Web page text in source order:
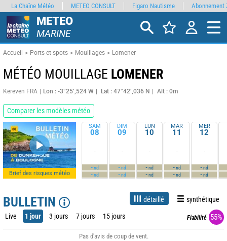
METEO
MARINE
Accueil Ports et spots Mouillages Lomener
MÉTÉO MOUILLAGE LOMENER
Kereven FRA Lon : -3°25’,524 W Lat : 47°42’,036 N Alt : 0m
Comparer les modèles météo
Brief des risques météo
SAM
08
-
-nd
-nd
DIM
09
-
-nd
-nd
LUN
10
-
-nd
-nd
MAR
11
-
-nd
-nd
MER
12
-
-nd
-nd
BULLETIN détaillé synthétique
Live 1 jour 3 jours 7 jours 15 jours Fiabilité 55%
Pas d'avis de coup de vent.
La Chaîne Météo METEO CONSULT Figaro Nautisme Abonnement